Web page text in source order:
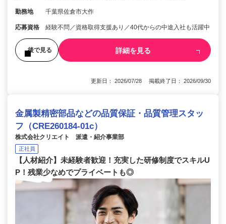
勤務地 千葉県佐倉市大作
応募資格 経験不問／資格取得支援あり／40代からの中途入社も活躍中
後で見る 詳細を見る
更新日： 2026/07/28 掲載終了日： 2026/09/30
金属製精密部品などの品質保証・品質管理スタッ
フ（CRE260184-01c）
株式会社クリエイト 派遣・紹介事業部
正社員
【人材紹介】未経験者歓迎！充実した研修制度でスキルU
P！残業少なめでプライベートも◎